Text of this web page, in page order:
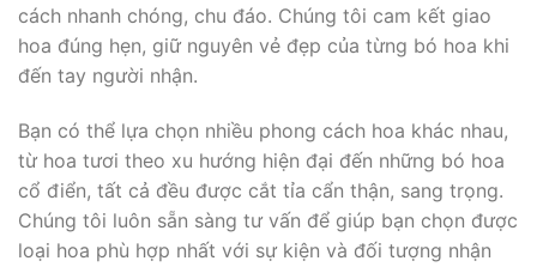
cách nhanh chóng, chu đáo. Chúng tôi cam kết giao
hoa đúng hẹn, giữ nguyên vẻ đẹp của từng bó hoa khi
đến tay người nhận.
Bạn có thể lựa chọn nhiều phong cách hoa khác nhau,
từ hoa tươi theo xu hướng hiện đại đến những bó hoa
cổ điển, tất cả đều được cắt tỉa cẩn thận, sang trọng.
Chúng tôi luôn sẵn sàng tư vấn để giúp bạn chọn được
loại hoa phù hợp nhất với sự kiện và đối tượng nhận